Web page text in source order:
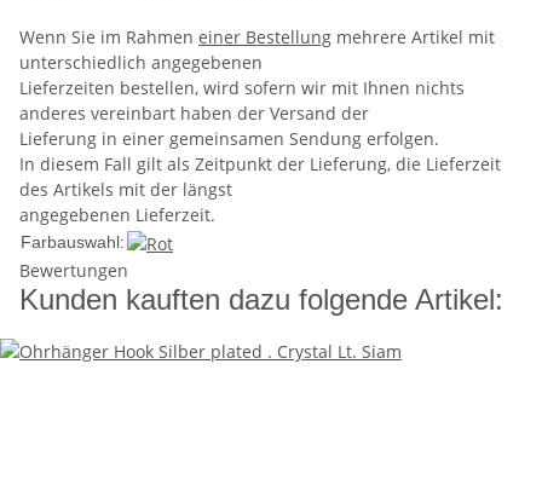
Wenn Sie im Rahmen einer Bestellung mehrere Artikel mit
unterschiedlich angegebenen
Lieferzeiten bestellen, wird sofern wir mit Ihnen nichts
anderes vereinbart haben der Versand der
Lieferung in einer gemeinsamen Sendung erfolgen.
In diesem Fall gilt als Zeitpunkt der Lieferung, die Lieferzeit
des Artikels mit der längst
angegebenen Lieferzeit.
Farbauswahl:
Bewertungen
Kunden kauften dazu folgende Artikel: